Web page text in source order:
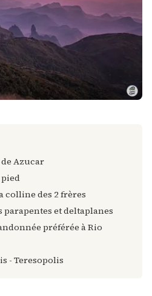
de Azucar
colline des 2 frères
parapentes et deltaplanes
préférée à Rio
- Teresopolis